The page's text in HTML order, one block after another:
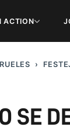
ACTION
SE